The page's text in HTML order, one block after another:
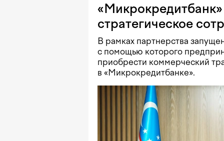
стратегическое
В рамках партнерства
с помощью которого
приобрести коммерческий
в «Микрокредитбанке».